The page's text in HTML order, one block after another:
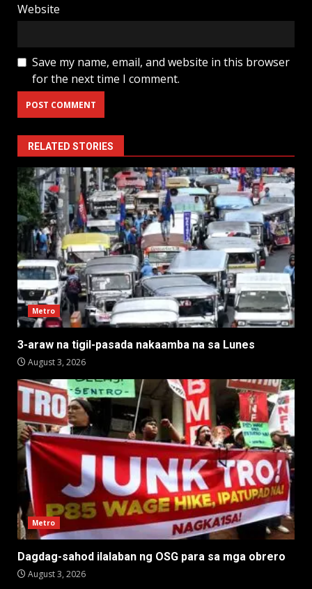
Website
Save my name, email, and website in this browser
for the next time I comment.
RELATED STORIES
Metro
3-araw na tigil-pasada nakaamba na sa Lunes
August 3, 2026
Metro
Dagdag-sahod ilalaban ng OSG para sa mga obrero
August 3, 2026